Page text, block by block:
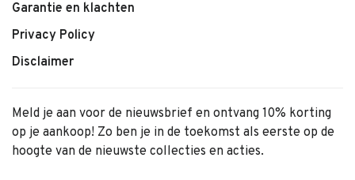
Garantie en klachten
Privacy Policy
Disclaimer
Meld je aan voor de nieuwsbrief en ontvang 10% korting
op je aankoop! Zo ben je in de toekomst als eerste op de
hoogte van de nieuwste collecties en acties.